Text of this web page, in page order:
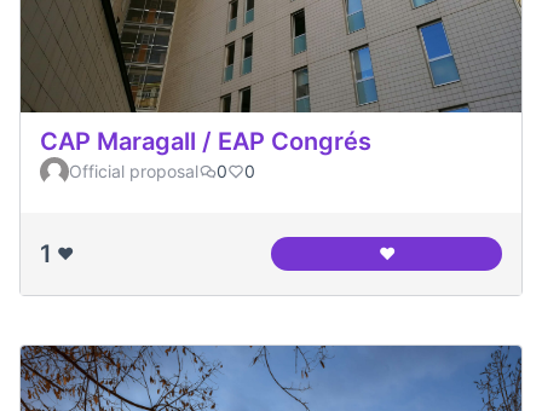
CAP Maragall / EAP Congrés
Official proposal 0 0
1 ❤️ ❤️CAP Maragall /